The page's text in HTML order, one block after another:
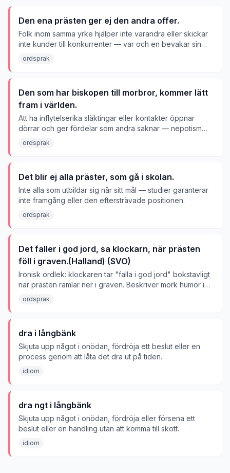
Den ena prästen ger ej den andra offer.
Folk inom samma yrke hjälper inte varandra eller skickar
inte kunder till konkurrenter — var och en bevakar sin
egen inkomst.
ordsprak
Den som har biskopen till morbror, kommer lätt
fram i världen.
Att ha inflytelserika släktingar eller kontakter öppnar
dörrar och ger fördelar som andra saknar — nepotism
och kontakters makt.
ordsprak
Det blir ej alla präster, som gå i skolan.
Inte alla som utbildar sig når sitt mål — studier garanterar
inte framgång eller den eftersträvade positionen.
ordsprak
Det faller i god jord, sa klockarn, när prästen
föll i graven.(Halland) (SVO)
Ironisk ordlek: klockaren tar "falla i god jord" bokstavligt
när prästen ramlar ner i graven. Beskriver mörk humor i
olyckliga situationer.
ordsprak
dra i långbänk
Skjuta upp något i onödan, fördröja ett beslut eller en
process genom att låta det dra ut på tiden.
idiom
dra ngt i långbänk
Skjuta upp något i onödan, fördröja eller försena ett
beslut eller en handling utan att komma till skott.
idiom